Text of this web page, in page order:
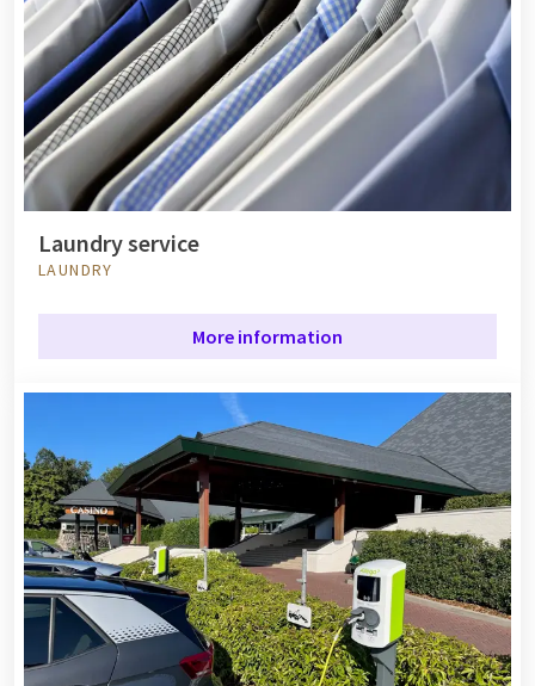
Laundry service
LAUNDRY
More information